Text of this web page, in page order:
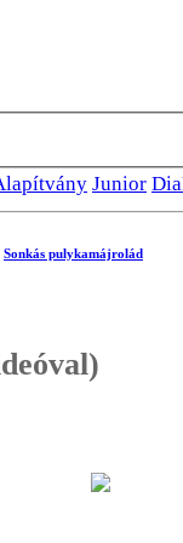
Junior
Sonkás pulykamájrolád